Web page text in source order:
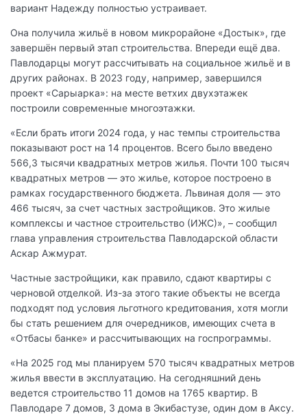
вариант Надежду полностью устраивает.
Она получила жильё в новом микрорайоне «Достык», где
завершён первый этап строительства. Впереди ещё два.
Павлодарцы могут рассчитывать на социальное жильё и в
других районах. В 2023 году, например, завершился
проект «Сарыарка»: на месте ветхих двухэтажек
построили современные многоэтажки.
«Если брать итоги 2024 года, у нас темпы строительства
показывают рост на 14 процентов. Всего было введено
566,3 тысячи квадратных метров жилья. Почти 100 тысяч
квадратных метров — это жилье, которое построено в
рамках государственного бюджета. Львиная доля — это
466 тысяч, за счет частных застройщиков. Это жилые
комплексы и частное строительство (ИЖС)», – сообщил
глава управления строительства Павлодарской области
Аскар Ажмурат.
Частные застройщики, как правило, сдают квартиры с
черновой отделкой. Из-за этого такие объекты не всегда
подходят под условия льготного кредитования, хотя могли
бы стать решением для очередников, имеющих счета в
«Отбасы банке» и рассчитывающих на госпрограммы.
«На 2025 год мы планируем 570 тысяч квадратных метров
жилья ввести в эксплуатацию. На сегодняшний день
ведется строительство 11 домов на 1765 квартир. В
Павлодаре 7 домов, 3 дома в Экибастузе, один дом в Аксу.